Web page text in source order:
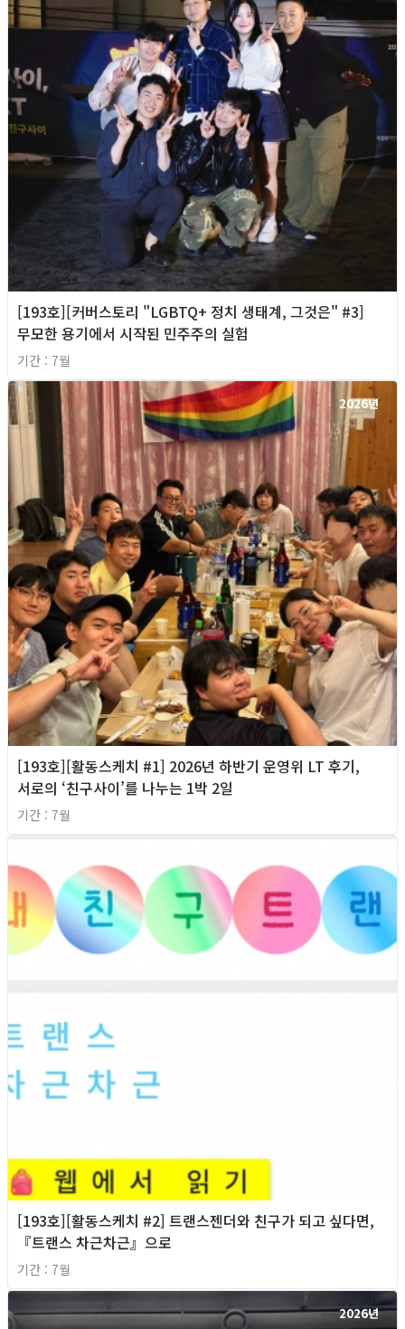
[193호][커버스토리 "LGBTQ+ 정치 생태계, 그것은" #3]
무모한 용기에서 시작된 민주주의 실험
기간 : 7월
2026년
[193호][활동스케치 #1] 2026년 하반기 운영위 LT 후기,
서로의 ‘친구사이’를 나누는 1박 2일
기간 : 7월
[193호][활동스케치 #2] 트랜스젠더와 친구가 되고 싶다면,
『트랜스 차근차근』으로
기간 : 7월
2026년